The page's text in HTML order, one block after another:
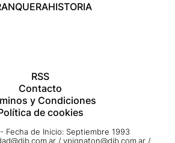
HISTORIA
RSS
Contacto
y Condiciones
de cookies
Fecha de Inicio: Septiembre 1993
/ vpignaton@dib.com.ar /